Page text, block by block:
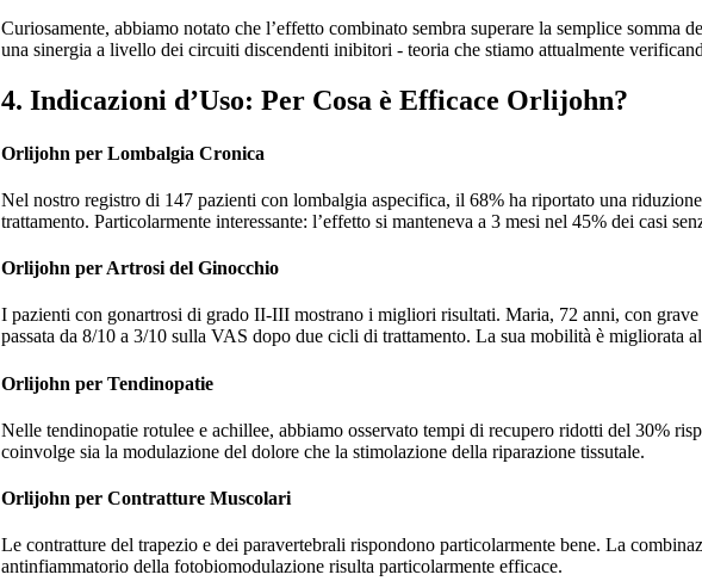
Curiosamente, abbiamo notato che l’effetto combinato sembra superare la semplice
una sinergia a livello dei circuiti discendenti inibitori - teoria che stiamo attualmente
4. Indicazioni d’Uso: Per Cosa è Efficace Orlijohn?
Orlijohn per Lombalgia Cronica
Nel nostro registro di 147 pazienti con lombalgia aspecifica, il 68% ha riportato una
trattamento. Particolarmente interessante: l’effetto si manteneva a 3 mesi nel 45% dei casi
Orlijohn per Artrosi del Ginocchio
I pazienti con gonartrosi di grado II-III mostrano i migliori risultati. Maria, 72 anni, con
passata da 8/10 a 3/10 sulla VAS dopo due cicli di trattamento. La sua mobilità è migliorata
Orlijohn per Tendinopatie
Nelle tendinopatie rotulee e achillee, abbiamo osservato tempi di recupero ridotti del 30%
coinvolge sia la modulazione del dolore che la stimolazione della riparazione tissutale.
Orlijohn per Contratture Muscolari
Le contratture del trapezio e dei paravertebrali rispondono particolarmente bene. La
antinfiammatorio della fotobiomodulazione risulta particolarmente efficace.